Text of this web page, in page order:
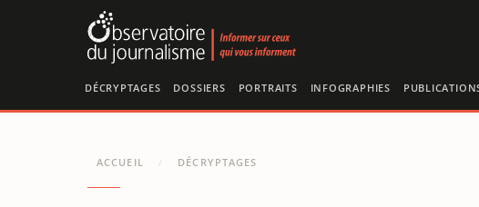
DÉCRYPTAGES DOSSIERS PORTRAITS INFOGRAPHIES
ACCUEIL / DÉCRYPTAGES
Panneau de gestion des cookies